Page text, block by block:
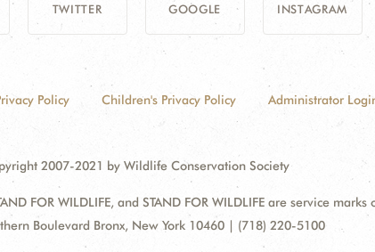
TWITTER GOOGLE INSTAGRAM
Policy Children's Privacy Policy Administrator
2007-2021 by Wildlife Conservation Society
FOR WILDLIFE, and STAND FOR WILDLIFE are service
Boulevard Bronx, New York 10460 | (718) 220-5100